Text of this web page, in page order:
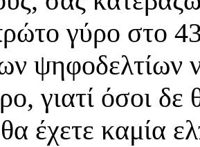
γύρο στο
ψηφοδελτίων
γιατί όσοι δε
έχετε καμία